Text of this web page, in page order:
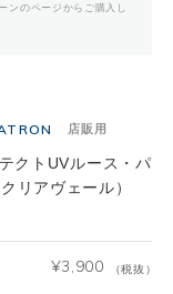
のページからご購入し
店販用
クトUVルース・パ
リアヴェール）
¥3,900 （税抜）